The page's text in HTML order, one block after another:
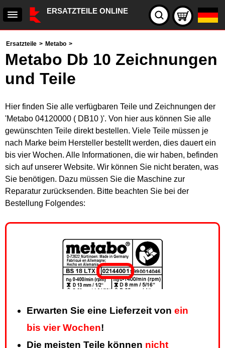
ERSATZTEILE ONLINE
Ersatzteile > Metabo >
Metabo Db 10 Zeichnungen
und Teile
Hier finden Sie alle verfügbaren Teile und Zeichnungen der
'Metabo 04120000 ( DB10 )'. Von hier aus können Sie alle
gewünschten Teile direkt bestellen. Viele Teile müssen je
nach Marke beim Hersteller bestellt werden, dies dauert ein
bis vier Wochen. Alle Informationen, die wir haben, befinden
sich auf unserer Website. Wir können Sie nicht beraten, was
Sie benötigen. Dazu müssen Sie die Maschine zur
Reparatur zurücksenden. Bitte beachten Sie bei der
Bestellung Folgendes:
Erwarten Sie eine Lieferzeit von ein
bis vier Wochen!
Die meisten Teile können nicht